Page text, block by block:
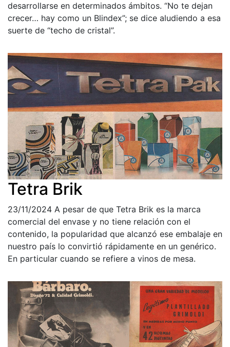
desarrollarse en determinados ámbitos. “No te dejan
crecer… hay como un Blindex”; se dice aludiendo a esa
suerte de “techo de cristal”.
Tetra Brik
23/11/2024 A pesar de que Tetra Brik es la marca
comercial del envase y no tiene relación con el
contenido, la popularidad que alcanzó ese embalaje en
nuestro país lo convirtió rápidamente en un genérico.
En particular cuando se refiere a vinos de mesa.